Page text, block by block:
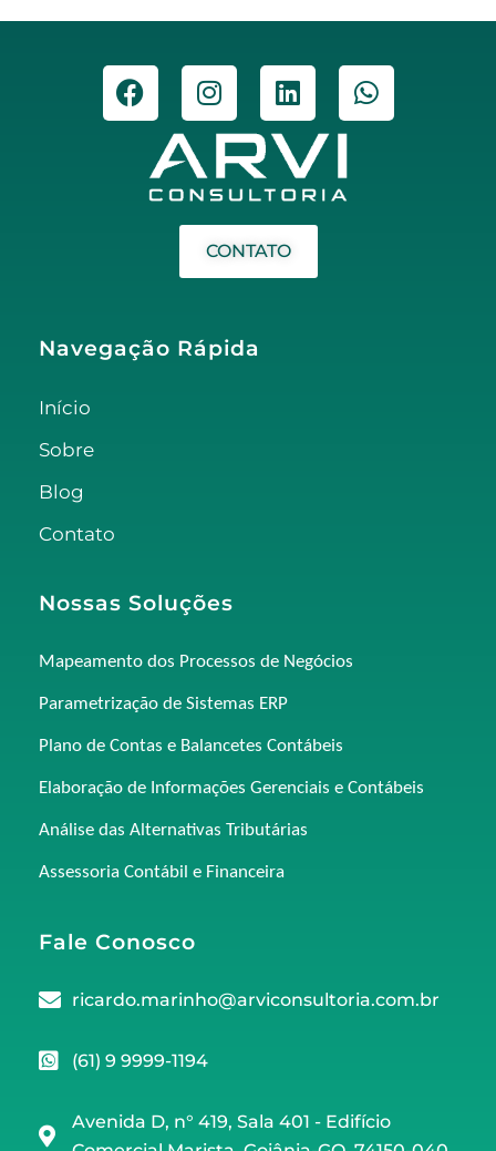
CONTATO
Navegação Rápida
Início
Sobre
Blog
Contato
Nossas Soluções
Mapeamento dos Processos de Negócios
Parametrização de Sistemas ERP
Plano de Contas e Balancetes Contábeis
Elaboração de Informações Gerenciais e Contábeis
Análise das Alternativas Tributárias
Assessoria Contábil e Financeira
Fale Conosco
ricardo.marinho@arviconsultoria.com.br
(61) 9 9999-1194
Avenida D, n° 419, Sala 401 - Edifício